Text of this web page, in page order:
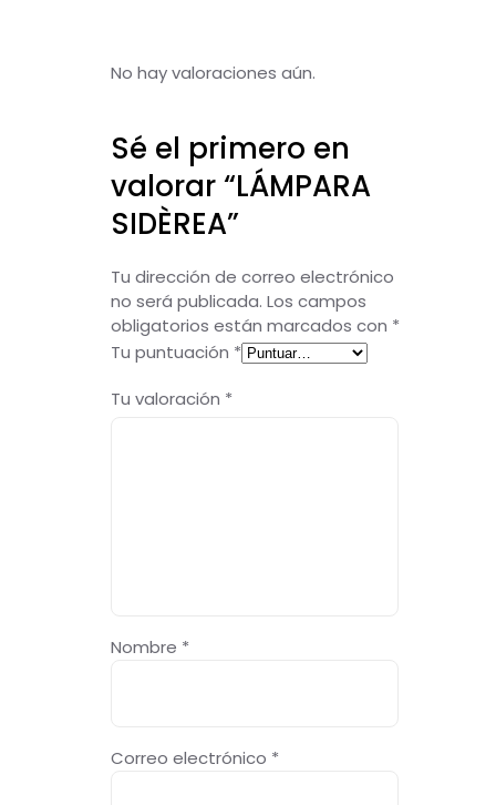
No hay valoraciones aún.
Sé el primero en
valorar “LÁMPARA
SIDÈREA”
Tu dirección de correo electrónico
no será publicada. Los campos
obligatorios están marcados con *
Tu puntuación *
Tu valoración *
Nombre *
Correo electrónico *